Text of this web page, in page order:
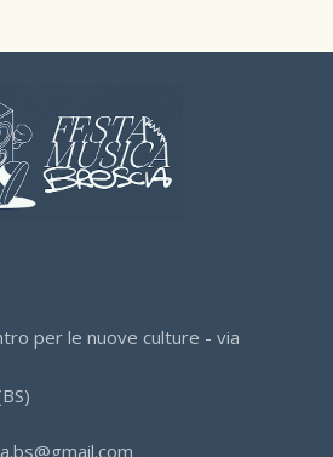
per le nuove culture - via